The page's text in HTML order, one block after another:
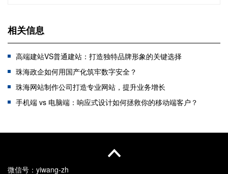
相关信息
高端建站VS普通建站：打造独特品牌形象的关键选择
珠海政企如何用国产化筑牢数字安全？
珠海网站制作公司打造专业网站，提升业务增长
手机端 vs 电脑端：响应式设计如何拯救你的移动端客户？
珠海网站等保怎么做？哪家可以做？
珠海开发小程序需要多少钱？需要注意哪些问题？
微信号： yiwang-zh